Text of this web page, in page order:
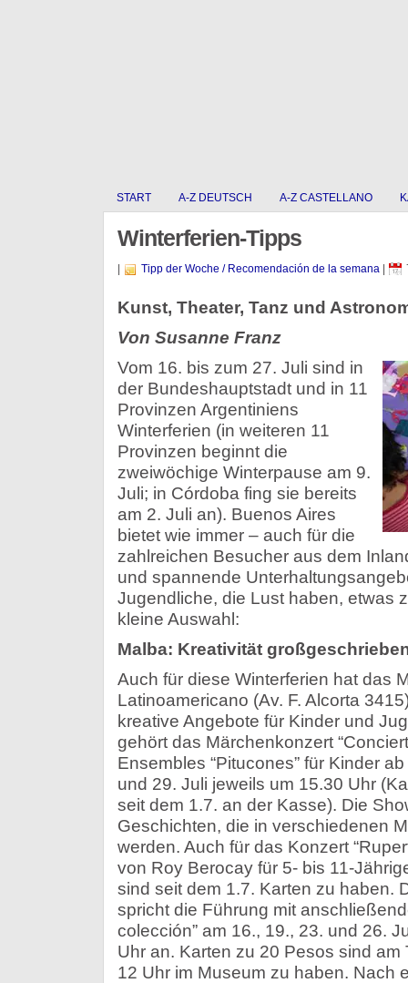
START A-Z DEUTSCH A-Z CASTELLANO
Winterferien-Tipps
Tipp der Woche / Recomendación de la semana|
Kunst, Theater, Tanz und
Von Susanne Franz
Vom 16. bis zum 27. Juli sind in
der Bundeshauptstadt und in 11
Provinzen Argentiniens
Winterferien (in weiteren 11
Provinzen beginnt die
zweiwöchige Winterpause am 9.
Juli; in Córdoba fing sie bereits
am 2. Juli an). Buenos Aires
bietet wie immer – auch für die
zahlreichen Besucher aus dem
und spannende
Jugendliche, die Lust haben, etwas
kleine Auswahl:
Malba: Kreativität
Auch für diese Winterferien hat das
Latinoamericano (Av. F. Alcorta
kreative Angebote für Kinder und
gehört das Märchenkonzert
Ensembles “Pitucones” für Kinder
und 29. Juli jeweils um 15.30 Uhr
seit dem 1.7. an der Kasse). Die
Geschichten, die in verschiedenen
werden. Auch für das Konzert
von Roy Berocay für 5- bis 11-
sind seit dem 1.7. Karten zu haben.
spricht die Führung mit
colección” am 16., 19., 23. und 26.
Uhr an. Karten zu 20 Pesos sind am
12 Uhr im Museum zu haben. Nach